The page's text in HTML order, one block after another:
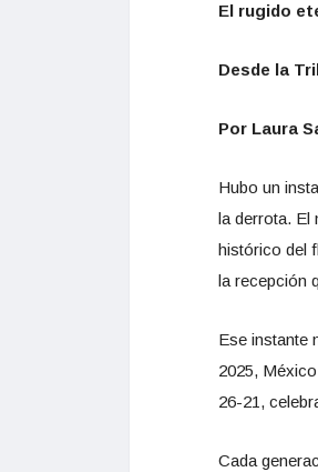
El rugido
Desde la
Por Laura
Hubo un
la derrota. El
histórico del
la recepción
Ese instante
2025,
26-21,
Cada